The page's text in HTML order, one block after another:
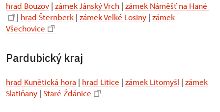
hrad Bouzov | zámek Jánský Vrch | zámek Náměšť na Hané
| hrad Šternberk | zámek Velké Losiny | zámek
Všechovice
Pardubický kraj
hrad Kunětická hora | hrad Litice | zámek Litomyšl | zámek
Slatiňany | Staré Ždánice